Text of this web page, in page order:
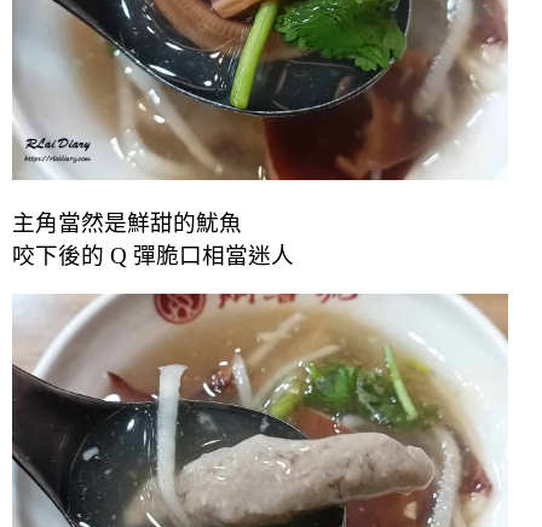
主角當然是鮮甜的魷魚
咬下後的 Q 彈脆口相當迷人